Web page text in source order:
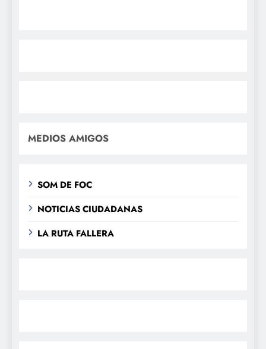
MEDIOS AMIGOS
SOM DE FOC
NOTICIAS CIUDADANAS
LA RUTA FALLERA